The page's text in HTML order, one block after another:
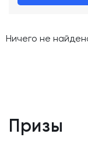
Ничего не
Призы